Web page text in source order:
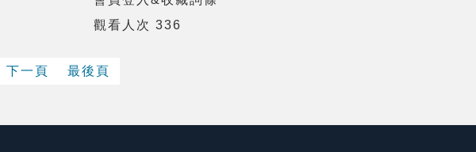
觀看人次 336
下一頁 最後頁